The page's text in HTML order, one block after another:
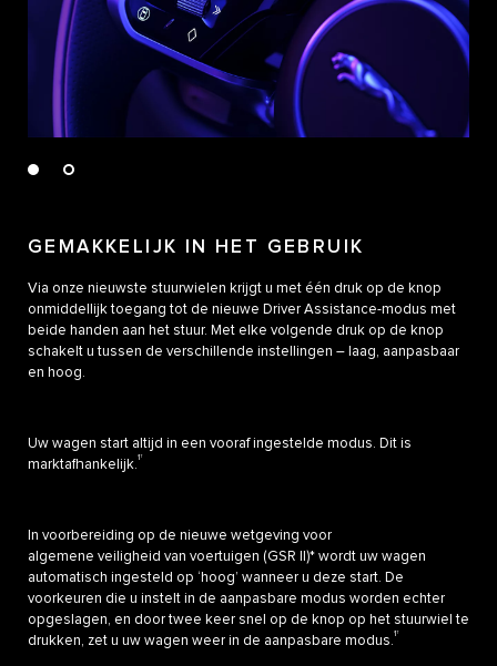
GEMAKKELIJK IN HET GEBRUIK
Via onze nieuwste stuurwielen krijgt u met één druk op de knop
onmiddellijk toegang tot de nieuwe Driver Assistance-modus met
beide handen aan het stuur. Met elke volgende druk op de knop
schakelt u tussen de verschillende instellingen – laag, aanpasbaar
en hoog.
Uw wagen start altijd in een vooraf ingestelde modus. Dit is
marktafhankelijk.1†
In voorbereiding op de nieuwe wetgeving voor
algemene veiligheid van voertuigen (GSR II)* wordt uw wagen
automatisch ingesteld op ‘hoog’ wanneer u deze start. De
voorkeuren die u instelt in de aanpasbare modus worden echter
opgeslagen, en door twee keer snel op de knop op het stuurwiel te
drukken, zet u uw wagen weer in de aanpasbare modus.1†